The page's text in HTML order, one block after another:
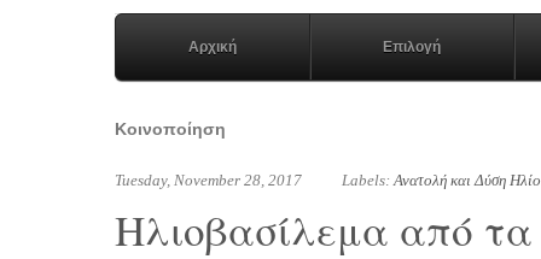
Αρχική Επιλογή
Κοινοποίηση
Tuesday, November 28, 2017 Labels: Ανατολή και Δύση
Ηλιοβασίλεμα από